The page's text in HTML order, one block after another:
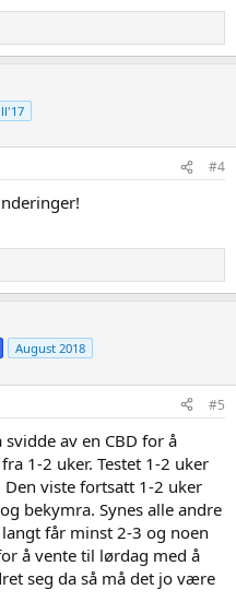
#4
August 2018
#5
av en CBD for å
1-2 uker. Testet 1-2 uker
viste fortsatt 1-2 uker
bekymra. Synes alle andre
får minst 2-3 og noen
å vente til lørdag med å
seg da så må det jo være